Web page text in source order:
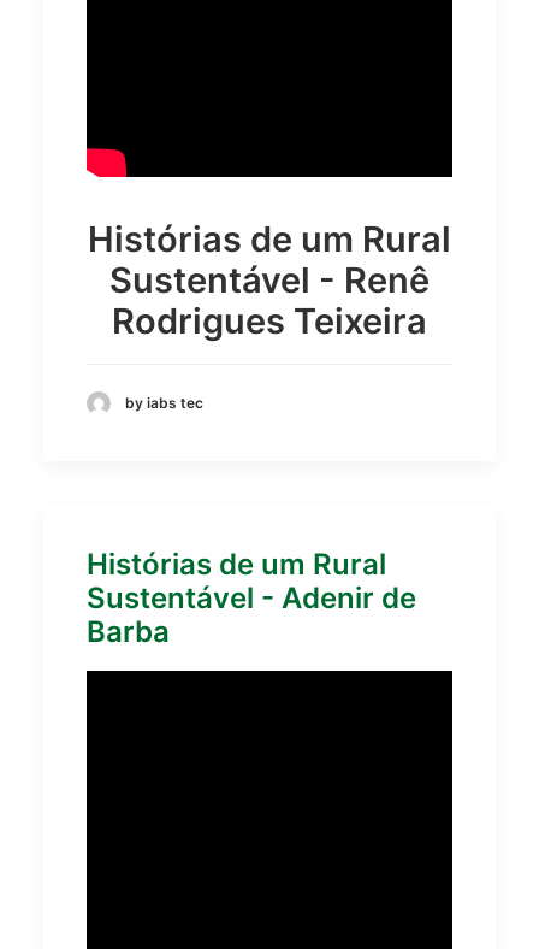
Histórias de um Rural
Sustentável - Renê
Rodrigues Teixeira
by iabs tec
Histórias de um Rural
Sustentável - Adenir de
Barba